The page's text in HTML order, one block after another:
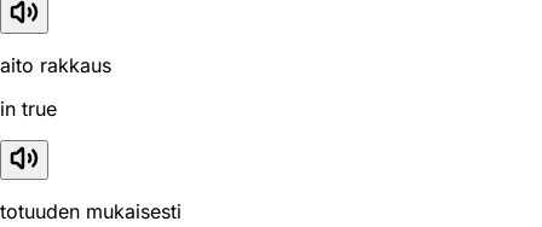
aito rakkaus
in true
totuuden mukaisesti